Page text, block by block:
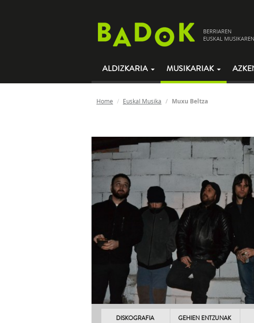
BERRIAREN
EUSKAL
ALDIZKARIA MUSIKARIAK
Home Euskal Musika Muxu Beltza
DISKOGRAFIA GEHIEN ENTZUNAK